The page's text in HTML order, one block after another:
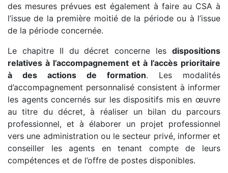
des mesures prévues est également à faire au CSA à
l’issue de la première moitié de la période ou à l’issue
de la période concernée.
Le chapitre II du décret concerne les dispositions
relatives à l’accompagnement et à l’accès prioritaire
à des actions de formation. Les modalités
d’accompagnement personnalisé consistent à informer
les agents concernés sur les dispositifs mis en œuvre
au titre du décret, à réaliser un bilan du parcours
professionnel, et à élaborer un projet professionnel
vers une administration ou le secteur privé, informer et
conseiller les agents en tenant compte de leurs
compétences et de l’offre de postes disponibles.